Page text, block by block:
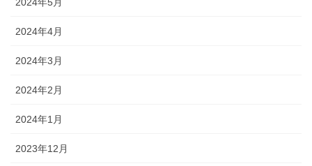
2024年5月
2024年4月
2024年3月
2024年2月
2024年1月
2023年12月